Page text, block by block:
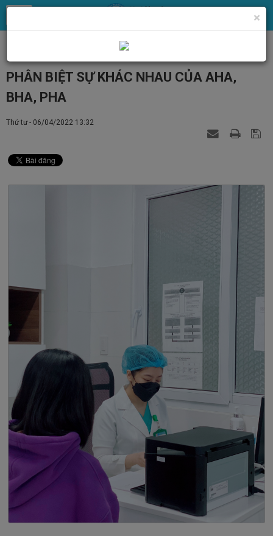
Chăm sóc da - Thẩm mỹ
PHÂN BIỆT SỰ KHÁC NHAU CỦA AHA,
BHA, PHA
Thứ tư - 06/04/2022 13:32
×